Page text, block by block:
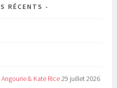
RÉCENTS
& Kate Rice29 juillet 2026